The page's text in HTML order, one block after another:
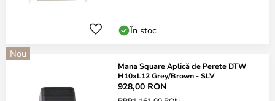
În stoc
Nou
Mana Square Aplică de Perete DTW
H10xL12 Grey/Brown - SLV
928,00 RON